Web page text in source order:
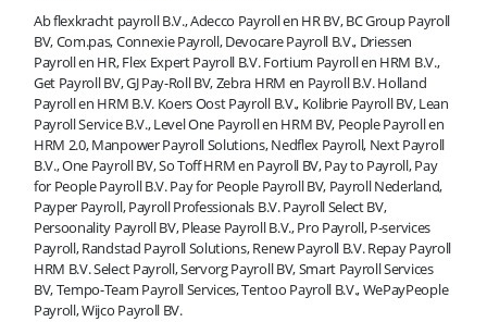
Ab flexkracht payroll B.V., Adecco Payroll en HR BV, BC Group Payroll
BV, Com.pas, Connexie Payroll, Devocare Payroll B.V., Driessen
Payroll en HR, Flex Expert Payroll B.V. Fortium Payroll en HRM B.V.,
Get Payroll BV, GJ Pay-Roll BV, Zebra HRM en Payroll B.V. Holland
Payroll en HRM B.V. Koers Oost Payroll B.V., Kolibrie Payroll BV, Lean
Payroll Service B.V., Level One Payroll en HRM BV, People Payroll en
HRM 2.0, Manpower Payroll Solutions, Nedflex Payroll, Next Payroll
B.V., One Payroll BV, So Toff HRM en Payroll BV, Pay to Payroll, Pay
for People Payroll B.V. Pay for People Payroll BV, Payroll Nederland,
Payper Payroll, Payroll Professionals B.V. Payroll Select BV,
Persoonality Payroll BV, Please Payroll B.V., Pro Payroll, P-services
Payroll, Randstad Payroll Solutions, Renew Payroll B.V. Repay Payroll
HRM B.V. Select Payroll, Servorg Payroll BV, Smart Payroll Services
BV, Tempo-Team Payroll Services, Tentoo Payroll B.V., WePayPeople
Payroll, Wijco Payroll BV.